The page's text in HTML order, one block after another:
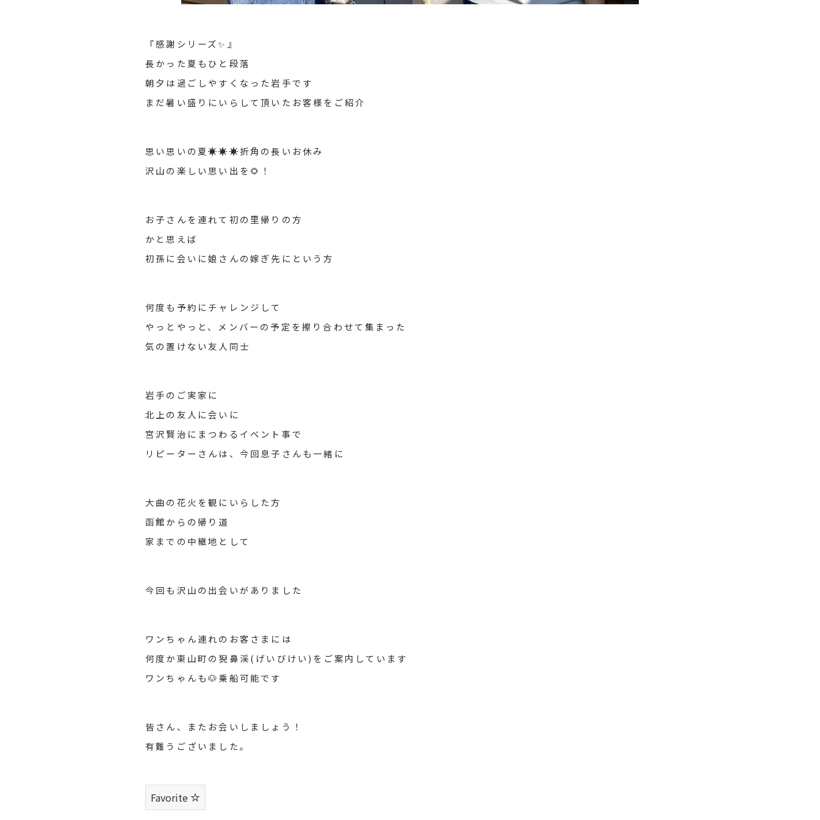
『感謝シリーズ✨』
長かった夏もひと段落
朝夕は過ごしやすくなった岩手です
まだ暑い盛りにいらして頂いたお客様をご紹介
思い思いの夏☀️☀️☀️折角の長いお休み
沢山の楽しい思い出を🌻！
お子さんを連れて初の里帰りの方
かと思えば
初孫に会いに娘さんの嫁ぎ先にという方
何度も予約にチャレンジして
やっとやっと、メンバーの予定を擦り合わせて集まった
気の置けない友人同士
岩手のご実家に
北上の友人に会いに
宮沢賢治にまつわるイベント事で
リピーターさんは、今回息子さんも一緒に
大曲の花火を観にいらした方
函館からの帰り道
家までの中継地として
今回も沢山の出会いがありました
ワンちゃん連れのお客さまには
何度か東山町の猊鼻渓(げいびけい)をご案内しています
ワンちゃんも🐶乗船可能です
皆さん、またお会いしましょう！
有難うございました。
Favorite